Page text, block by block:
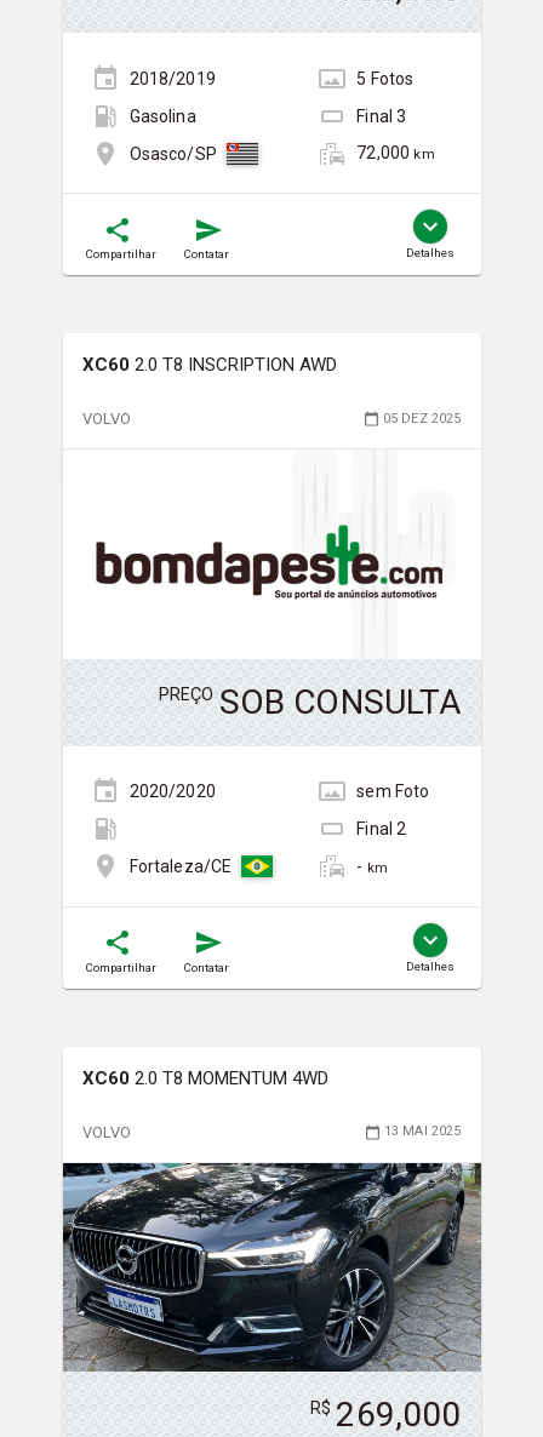
2018/2019 5 Fotos
Gasolina
Final3
Osasco/SP
72,000 km
Compartilhar Contatar Detalhes
XC60 2.0 T8 INSCRIPTION AWD
VOLVO 05 DEZ 2025
PREÇO SOB CONSULTA
2020/2020 sem Foto
Final2
Fortaleza/CE
- km
Compartilhar Contatar Detalhes
XC60 2.0 T8 MOMENTUM 4WD
VOLVO 13 MAI 2025
R$ 269,000